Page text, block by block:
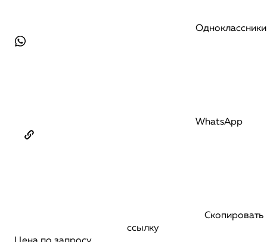
Одноклассники
WhatsApp
Скопировать
ссылку